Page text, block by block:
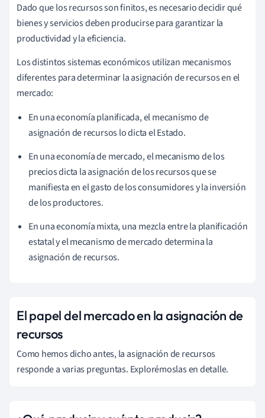
Dado que los recursos son finitos, es necesario decidir qué
bienes y servicios deben producirse para garantizar la
productividad y la eficiencia.
Los distintos sistemas económicos utilizan mecanismos
diferentes para determinar la asignación de recursos en el
mercado:
En una economía planificada, el mecanismo de
asignación de recursos lo dicta el Estado.
En una economía de mercado, el mecanismo de los
precios dicta la asignación de los recursos que se
manifiesta en el gasto de los consumidores y la inversión
de los productores.
En una economía mixta, una mezcla entre la planificación
estatal y el mecanismo de mercado determina la
asignación de recursos.
El papel del mercado en la asignación de
recursos
Como hemos dicho antes, la asignación de recursos
responde a varias preguntas. Explorémoslas en detalle.